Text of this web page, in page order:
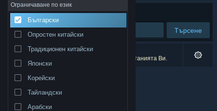
Поддръжка
Смяна на езика
Ограничаване по език
Български
Опростен китайски
Традиционен китайски
Японски
Корейски
Тайландски
Арабски
Сортиране по Съответстване
Търсене
0 резултата съответстват на търсенето Ви.
2 заглавия бяха изключени спрямо предпочитанията Ви.